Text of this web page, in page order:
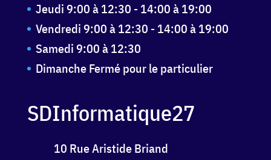
Jeudi 9:00 à 12:30 - 14:00 à 19:00
Vendredi 9:00 à 12:30 - 14:00 à 19:00
Samedi 9:00 à 12:30
Dimanche Fermé pour le particulier
SDInformatique27
10 Rue Aristide Briand